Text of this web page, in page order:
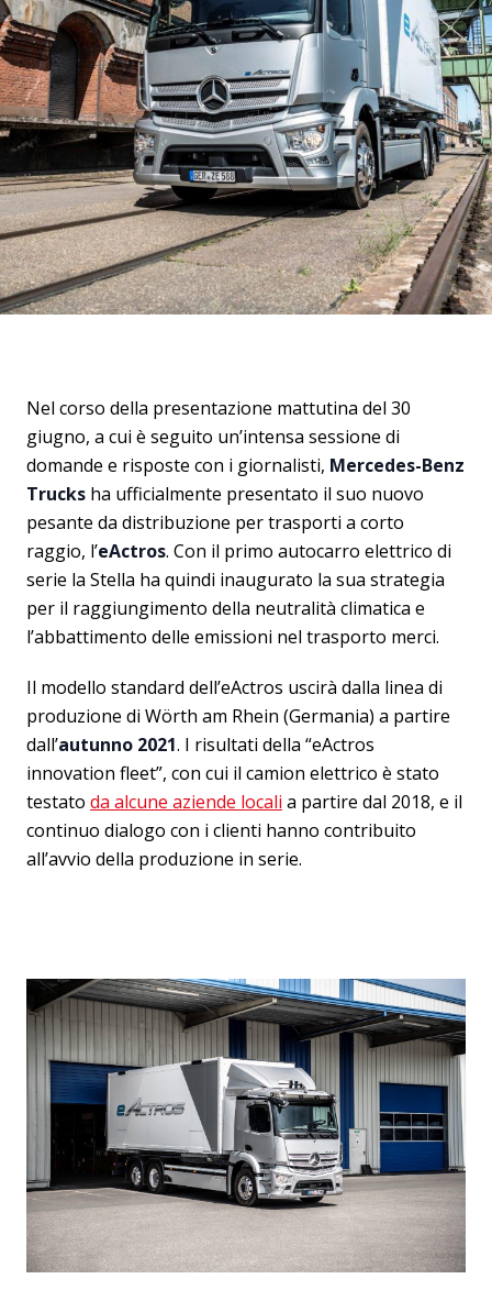
Nel corso della presentazione mattutina del 30
giugno, a cui è seguito un’intensa sessione di
domande e risposte con i giornalisti, Mercedes-Benz
Trucks ha ufficialmente presentato il suo nuovo
pesante da distribuzione per trasporti a corto
raggio, l’eActros. Con il primo autocarro elettrico di
serie la Stella ha quindi inaugurato la sua strategia
per il raggiungimento della neutralità climatica e
l’abbattimento delle emissioni nel trasporto merci.
Il modello standard dell’eActros uscirà dalla linea di
produzione di Wörth am Rhein (Germania) a partire
dall’autunno 2021. I risultati della “eActros
innovation fleet”, con cui il camion elettrico è stato
testato da alcune aziende locali a partire dal 2018, e il
continuo dialogo con i clienti hanno contribuito
all’avvio della produzione in serie.